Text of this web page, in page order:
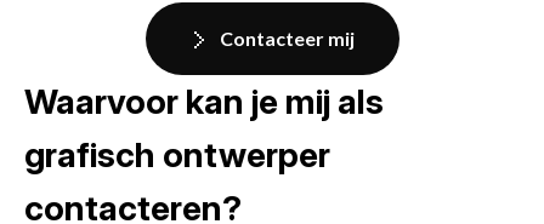
Contacteer mij
Waarvoor kan je mij als
grafisch ontwerper
contacteren?